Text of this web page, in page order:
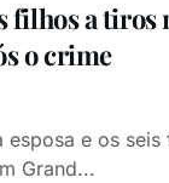
filhos a tiros
o crime
esposa e os
Grand...